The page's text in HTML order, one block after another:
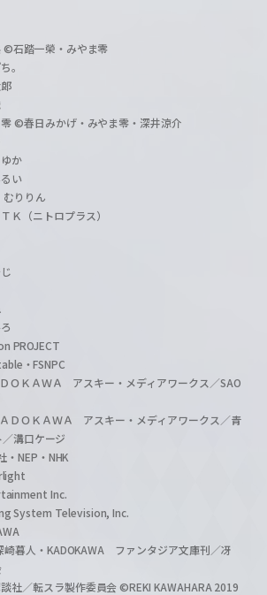
石踏一榮・みやま零
。
©春日みかげ・みやま零・深井涼介
か
い
りりん
Ｋ（ニトロプラス）
PROJECT
・FSNPC
ＯＫＡＷＡ アスキー・メディアワークス／SAO
ＤＯＫＡＷＡ アスキー・メディアワークス／青
溝口ケージ
・NEP・NHK
Inc.
System Television, Inc.
暮人・KADOKAWA ファンタジア文庫刊／冴
社／転スラ製作委員会 ©REKI KAWAHARA 2019